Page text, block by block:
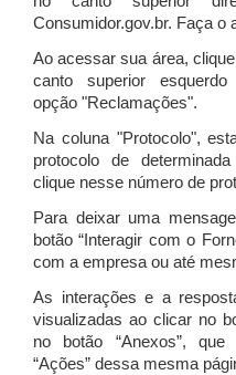
Consumidor.gov.br. Faça o
Ao acessar sua área,
canto superior
opção "Reclamações".
Na coluna "Protocolo",
protocolo de
clique nesse número de
Para deixar uma
botão “Interagir com o
com a empresa ou até
As interações e a
visualizadas ao clicar no
no botão “Anexos”,
“Ações” dessa mesma